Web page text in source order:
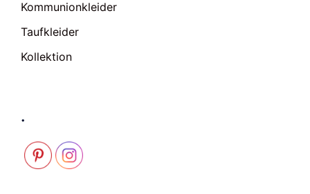
Kommunionkleider
Taufkleider
Kollektion
.